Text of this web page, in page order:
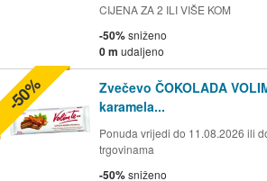
CIJENA ZA 2 ILI VIŠE KOM
-50%sniženo
0 m udaljeno
Zvečevo ČOKOLADA
karamela...
Ponuda vrijedi do 11.08.2026 ili
trgovinama
-50%sniženo
-50%